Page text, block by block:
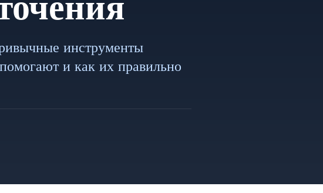
инструменты
и как их правильно